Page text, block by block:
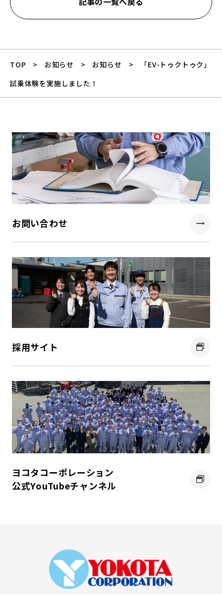
TOP お知らせ お知らせ
「EV-トゥクトゥク」
試乗体験を実施しました！
お問い合わせ
採用サイト
ヨコタコーポレーション
公式YouTubeチャンネル